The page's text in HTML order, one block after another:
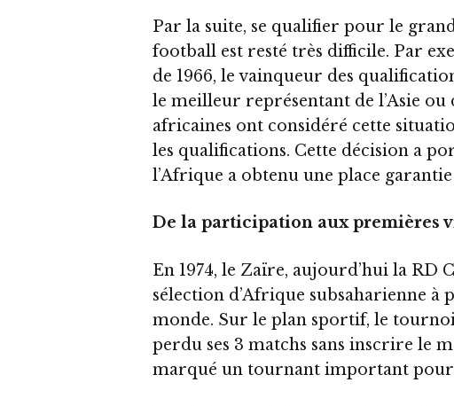
Par la suite, se qualifier pour le
football est resté très difficile. Par
de 1966, le vainqueur des
le meilleur représentant de l’Asie ou
africaines ont considéré cette
les qualifications. Cette décision a
l’Afrique a obtenu une place
De la participation aux premières
En 1974, le Zaïre, aujourd’hui la RD
sélection d’Afrique subsaharienne
monde. Sur le plan sportif, le tournoi
perdu ses 3 matchs sans inscrire le
marqué un tournant important